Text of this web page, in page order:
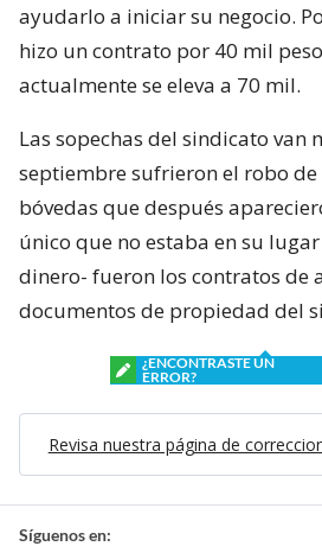
ayudarlo a iniciar su negocio.
hizo un contrato por 40 mil
actualmente se eleva a 70 mil.
Las sopechas del sindicato van
septiembre sufrieron el robo de
bóvedas que después
único que no estaba en su
dinero- fueron los contratos de
documentos de propiedad del
¿ENCONTRASTE UN
ERROR?
Revisa nuestra página de
Síguenos en: